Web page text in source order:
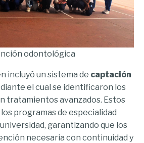
odontológica
incluyó un sistema de captación
el cual se identificaron los
tratamientos avanzados. Estos
programas de especialidad
garantizando que los
necesaria con continuidad y